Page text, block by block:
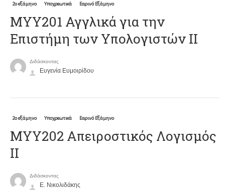
2ο εξάμηνο Υποχρεωτικά Εαρινό Εξάμηνο
ΜΥΥ201 Αγγλικά για την
Επιστήμη των Υπολογιστών II
Διδάσκοντας
Ευγενία Ευμοιρίδου
2ο εξάμηνο Υποχρεωτικά Εαρινό Εξάμηνο
MYY202 Απειροστικός Λογισμός
ΙΙ
Διδάσκοντας
Ε. Νικολιδάκης